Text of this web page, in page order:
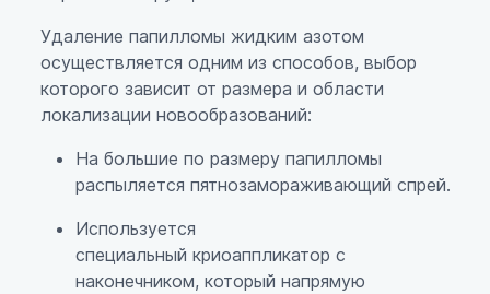
Удаление папилломы жидким азотом
осуществляется одним из способов, выбор
которого зависит от размера и области
локализации новообразований:
На большие по размеру папилломы
распыляется пятнозамораживающий спрей.
Используется
специальный криоаппликатор с
наконечником, который напрямую